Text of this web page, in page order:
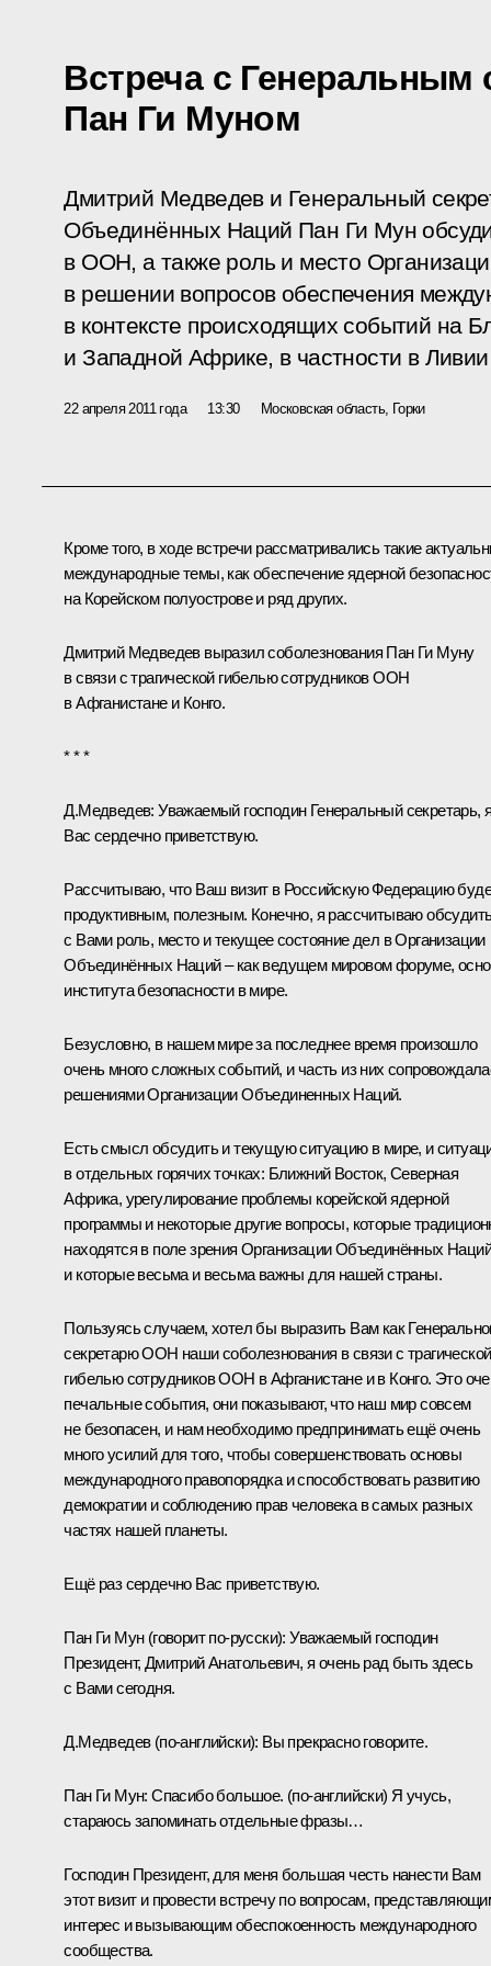
Встреча с
Пан Ги Муном
Дмитрий Медведев и Генеральный
Объединённых Наций Пан Ги Мун
в ООН, а также роль и место
в решении вопросов обеспечения
в контексте происходящих событий на
и Западной Африке, в частности в
22 апреля 2011 года 13:30 Московская область, Горки
Кроме того, в ходе встречи рассматривались такие
международные темы, как обеспечение ядерной
на Корейском полуострове и ряд других.
Дмитрий Медведев выразил соболезнования Пан Ги Муну
в связи с трагической гибелью сотрудников ООН
в Афганистане и Конго.
* * *
Д.Медведев: Уважаемый господин Генеральный секретарь,
Вас сердечно приветствую.
Рассчитываю, что Ваш визит в Российскую Федерацию
продуктивным, полезным. Конечно, я рассчитываю
с Вами роль, место и текущее состояние дел в Организации
Объединённых Наций – как ведущем мировом форуме,
института безопасности в мире.
Безусловно, в нашем мире за последнее время произошло
очень много сложных событий, и часть из них
решениями Организации Объединенных Наций.
Есть смысл обсудить и текущую ситуацию в мире, и
в отдельных горячих точках: Ближний Восток, Северная
Африка, урегулирование проблемы корейской ядерной
программы и некоторые другие вопросы, которые
находятся в поле зрения Организации Объединённых Наций
и которые весьма и весьма важны для нашей страны.
Пользуясь случаем, хотел бы выразить Вам как
секретарю ООН наши соболезнования в связи с трагической
гибелью сотрудников ООН в Афганистане и в Конго. Это
печальные события, они показывают, что наш мир совсем
не безопасен, и нам необходимо предпринимать ещё очень
много усилий для того, чтобы совершенствовать основы
международного правопорядка и способствовать развитию
демократии и соблюдению прав человека в самых разных
частях нашей планеты.
Ещё раз сердечно Вас приветствую.
Пан Ги Мун (говорит по‑русски): Уважаемый господин
Президент, Дмитрий Анатольевич, я очень рад быть здесь
с Вами сегодня.
Д.Медведев(по‑английски): Вы прекрасно говорите.
Пан Ги Мун: Спасибо большое. (по‑английски) Я учусь,
стараюсь запоминать отдельные фразы…
Господин Президент, для меня большая честь нанести Вам
этот визит и провести встречу по вопросам,
интерес и вызывающим обеспокоенность международного
сообщества.